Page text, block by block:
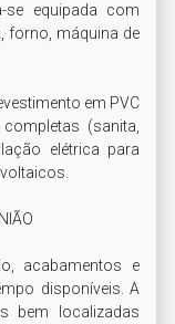
se equipada com
forno, máquina de
em PVC
(sanita,
elétrica para
acabamentos e
disponíveis. A
bem localizadas